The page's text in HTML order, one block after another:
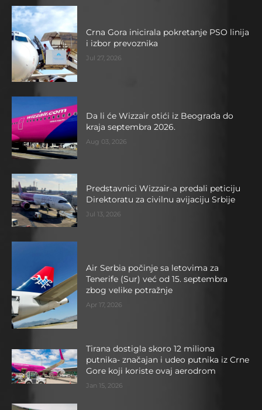
Crna Gora inicirala pokretanje PSO linija
i izbor prevoznika
Jul 27, 2026
Da li će Wizzair otići iz Beograda do
kraja septembra 2026.
Aug 03, 2026
Predstavnici Wizzair-a predali peticiju
Direktoratu za civilnu avijaciju Srbije
Jul 13, 2026
Air Serbia počinje sa letovima za
Tenerife (Sur) već od 15. septembra
zbog velike potražnje
Apr 17, 2026
Tirana dostigla skoro 12 miliona
putnika- značajan i udeo putnika iz Crne
Gore koji koriste ovaj aerodrom
Jan 15, 2026